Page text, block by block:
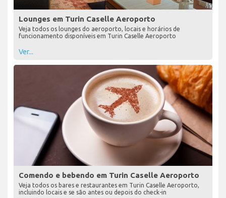
Lounges em Turin Caselle Aeroporto
Veja todos os lounges do aeroporto, locais e horários de
funcionamento disponíveis em Turin Caselle Aeroporto
Ver...
Comendo e bebendo em Turin Caselle Aeroporto
Veja todos os bares e restaurantes em Turin Caselle Aeroporto,
incluindo locais e se são antes ou depois do check-in